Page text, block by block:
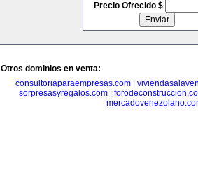
Precio Ofrecido $
Otros dominios en venta:
consultoriaparaempresas.com|
sorpresasyregalos.com|